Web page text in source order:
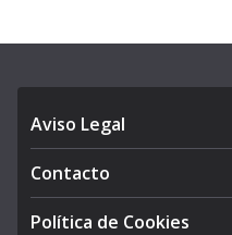
Aviso Legal
Contacto
Política de Cookies